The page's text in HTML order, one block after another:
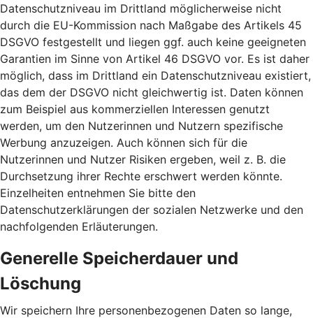
Datenschutzniveau im Drittland möglicherweise nicht
durch die EU-Kommission nach Maßgabe des Artikels 45
DSGVO festgestellt und liegen ggf. auch keine geeigneten
Garantien im Sinne von Artikel 46 DSGVO vor. Es ist daher
möglich, dass im Drittland ein Datenschutzniveau existiert,
das dem der DSGVO nicht gleichwertig ist. Daten können
zum Beispiel aus kommerziellen Interessen genutzt
werden, um den Nutzerinnen und Nutzern spezifische
Werbung anzuzeigen. Auch können sich für die
Nutzerinnen und Nutzer Risiken ergeben, weil z. B. die
Durchsetzung ihrer Rechte erschwert werden könnte.
Einzelheiten entnehmen Sie bitte den
Datenschutzerklärungen der sozialen Netzwerke und den
nachfolgenden Erläuterungen.
Generelle Speicherdauer und
Löschung
Wir speichern Ihre personenbezogenen Daten so lange,